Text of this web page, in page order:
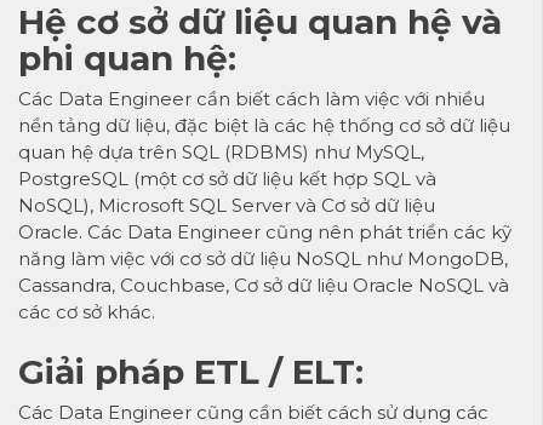
Hệ cơ sở dữ liệu quan hệ và
phi quan hệ:
Các Data Engineer cần biết cách làm việc với nhiều
nền tảng dữ liệu, đặc biệt là các hệ thống cơ sở dữ liệu
quan hệ dựa trên SQL (RDBMS) như MySQL,
PostgreSQL (một cơ sở dữ liệu kết hợp SQL và
NoSQL), Microsoft SQL Server và Cơ sở dữ liệu
Oracle. Các Data Engineer cũng nên phát triển các kỹ
năng làm việc với cơ sở dữ liệu NoSQL như MongoDB,
Cassandra, Couchbase, Cơ sở dữ liệu Oracle NoSQL và
các cơ sở khác.
Giải pháp ETL / ELT:
Các Data Engineer cũng cần biết cách sử dụng các